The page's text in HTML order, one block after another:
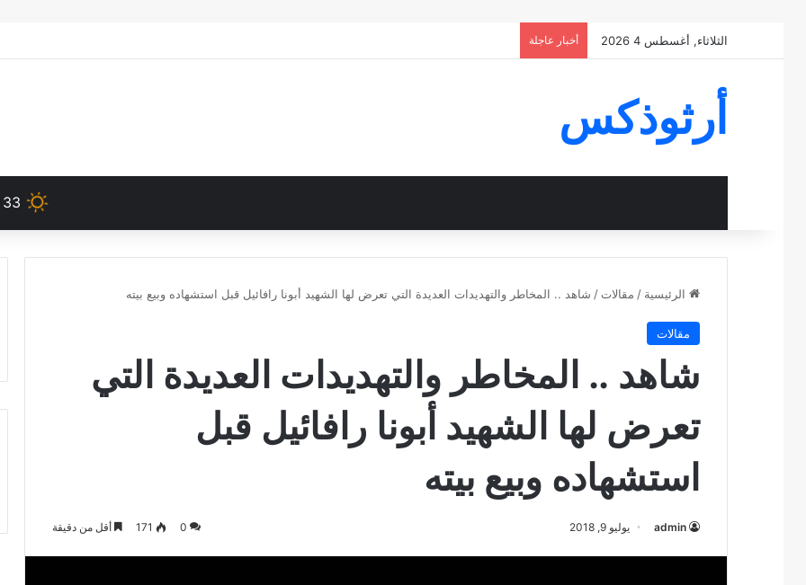
الثلاثاء, أغسطس 4 2026 أخبار عاجلة
أرثوذكس
33
الرئيسية / مقالات / شاهد .. المخاطر والتهديدات العديدة التي تعرض لها الشهيد أبونا رافائيل قبل استشهاده وبيع بيته
مقالات
شاهد .. المخاطر والتهديدات العديدة التي
تعرض لها الشهيد أبونا رافائيل قبل
استشهاده وبيع بيته
admin يوليو 9, 2018 0
171 أقل من دقيقة